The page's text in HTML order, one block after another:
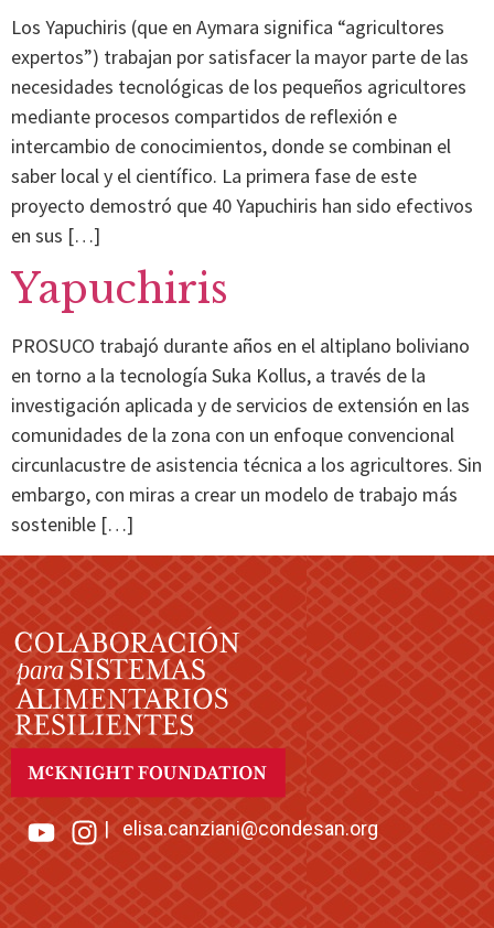
Los Yapuchiris (que en Aymara significa “agricultores
expertos”) trabajan por satisfacer la mayor parte de las
necesidades tecnológicas de los pequeños agricultores
mediante procesos compartidos de reflexión e
intercambio de conocimientos, donde se combinan el
saber local y el científico. La primera fase de este
proyecto demostró que 40 Yapuchiris han sido efectivos
en sus […]
Yapuchiris
PROSUCO trabajó durante años en el altiplano boliviano
en torno a la tecnología Suka Kollus, a través de la
investigación aplicada y de servicios de extensión en las
comunidades de la zona con un enfoque convencional
circunlacustre de asistencia técnica a los agricultores. Sin
embargo, con miras a crear un modelo de trabajo más
sostenible […]
|elisa.canziani@condesan.org